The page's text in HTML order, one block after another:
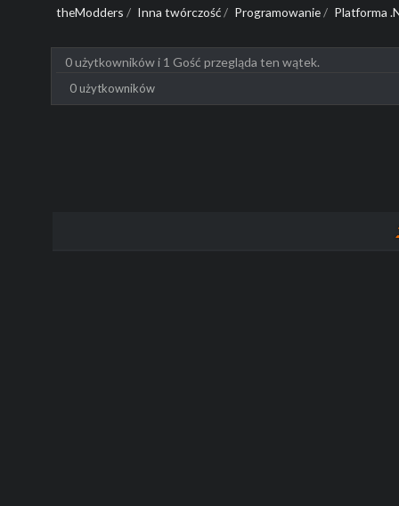
theModders / Inna twórczość/ Programowanie/ Platforma
0 użytkowników i 1 Gość przegląda ten wątek.
0 użytkowników